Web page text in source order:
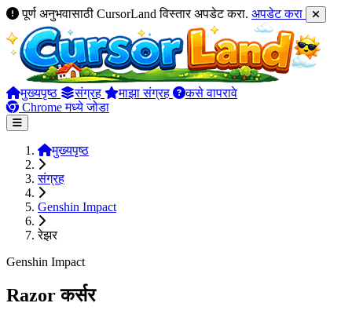
पूर्ण अनुभवासाठी CursorLand विस्तार अपडेट करा. अपडेट करा
मुख्यपृष्ठ संग्रह माझा संग्रह
कसे वापरावे
Chrome मध्ये जोडा
मुख्यपृष्ठ
संग्रह
Genshin Impact
रेझर
Genshin Impact
Razor कर्सर